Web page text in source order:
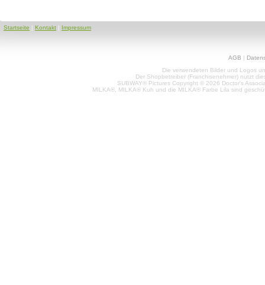
Startseite | Kontakt | Impressum
AGB |
Die verwendeten Bilder und Logos
Der Shopbetreiber (Franchisenehmer) nutzt
SUBWAY® Pictures Copyright © 2026 Doctor's
MILKA®, MILKA® Kuh und die MILKA® Farbe Lila sind